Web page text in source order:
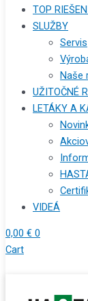
TOP
SLUŽBY
Servis
Naše
UŽITOČNÉ
LETÁKY A
VIDEÁ
0,00 € 0
Cart